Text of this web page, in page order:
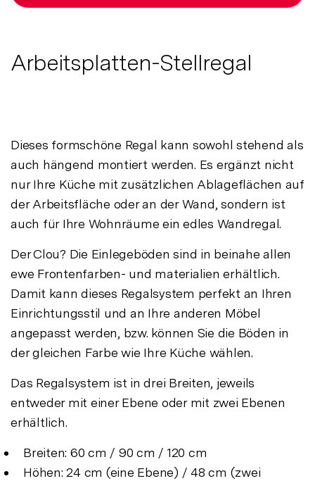
Arbeitsplatten-Stellregal
Dieses formschöne Regal kann sowohl stehend als
auch hängend montiert werden. Es ergänzt nicht
nur Ihre Küche mit zusätzlichen Ablageflächen auf
der Arbeitsfläche oder an der Wand, sondern ist
auch für Ihre Wohnräume ein edles Wandregal.
Der Clou? Die Einlegeböden sind in beinahe allen
ewe Frontenfarben- und materialien erhältlich.
Damit kann dieses Regalsystem perfekt an Ihren
Einrichtungsstil und an Ihre anderen Möbel
angepasst werden, bzw. können Sie die Böden in
der gleichen Farbe wie Ihre Küche wählen.
Das Regalsystem ist in drei Breiten, jeweils
entweder mit einer Ebene oder mit zwei Ebenen
erhältlich.
Breiten: 60 cm / 90 cm / 120 cm
Höhen: 24 cm (eine Ebene) / 48 cm (zwei